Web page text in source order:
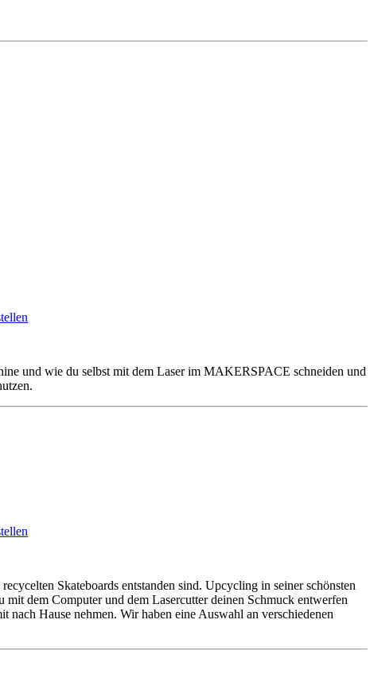
und wie du selbst mit dem Laser im MAKERSPACE schneiden und
Skateboards entstanden sind. Upcycling in seiner schönsten
dem Computer und dem Lasercutter deinen Schmuck entwerfen
Hause nehmen. Wir haben eine Auswahl an verschiedenen